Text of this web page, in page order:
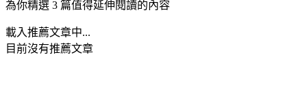
為你精選 3 篇值得延伸閱讀的內容
載入推薦文章中...
目前沒有推薦文章